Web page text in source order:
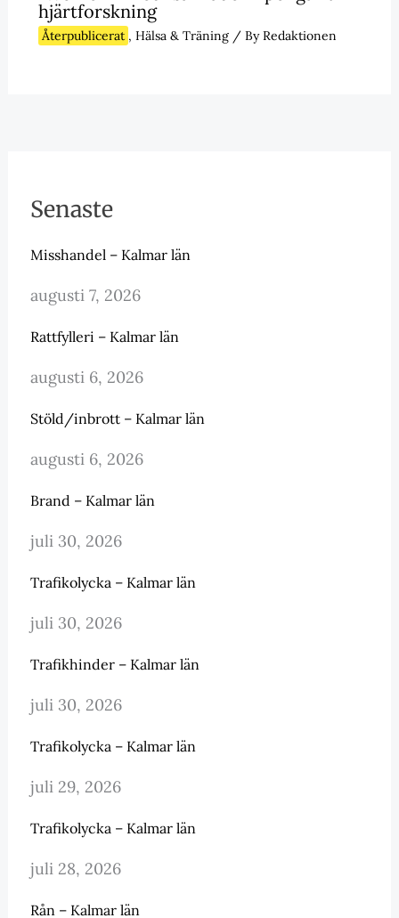
hjärtforskning
Återpublicerat , Hälsa & Träning/ ByRedaktionen
Senaste
Misshandel – Kalmar län
augusti 7, 2026
Rattfylleri – Kalmar län
augusti 6, 2026
Stöld/inbrott – Kalmar län
augusti 6, 2026
Brand – Kalmar län
juli 30, 2026
Trafikolycka – Kalmar län
juli 30, 2026
Trafikhinder – Kalmar län
juli 30, 2026
Trafikolycka – Kalmar län
juli 29, 2026
Trafikolycka – Kalmar län
juli 28, 2026
Rån – Kalmar län